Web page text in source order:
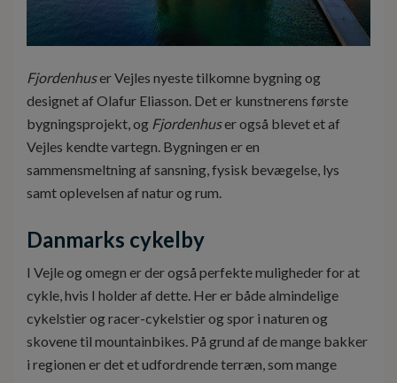
Fjordenhuser Vejles nyeste tilkomne bygning og
designet af Olafur Eliasson. Det er kunstnerens første
bygningsprojekt, og Fjordenhuser også blevet et af
Vejles kendte vartegn. Bygningen er en
sammensmeltning af sansning, fysisk bevægelse, lys
samt oplevelsen af natur og rum.
Danmarks cykelby
I Vejle og omegn er der også perfekte muligheder for at
cykle, hvis I holder af dette. Her er både almindelige
cykelstier og racer-cykelstier og spor i naturen og
skovene til mountainbikes. På grund af de mange bakker
i regionen er det et udfordrende terræn, som mange